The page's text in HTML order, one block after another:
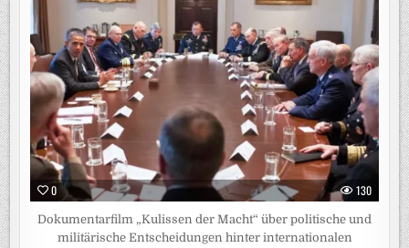
0 130
Dokumentarfilm „Kulissen der Macht“ über politische und
militärische Entscheidungen hinter internationalen